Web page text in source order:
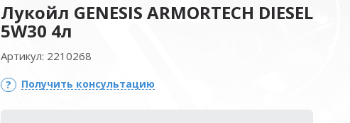
Лукойл GENESIS ARMORTECH DIESEL
5W30 4л
Артикул: 2210268
Получить консультацию